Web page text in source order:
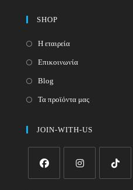
SHOP
Η εταιρεία
Επικοινωνία
Blog
Τα προϊόντα μας
JOIN-WITH-US